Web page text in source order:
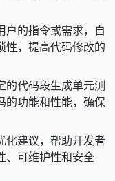
户的指令或需求，自
性，提高代码修改的
的代码段生成单元测
的功能和性能，确保
化建议，帮助开发者
、可维护性和安全